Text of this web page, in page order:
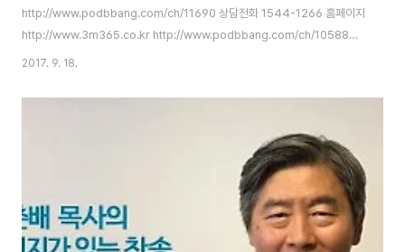
http://www.podbbang.com/ch/11690 상담전화 1544-1266 홈페이지
http://www.3m365.co.kr http://www.podbbang.com/ch/10588
http://www.podbbang.com/ch/11491
2017. 9. 18.